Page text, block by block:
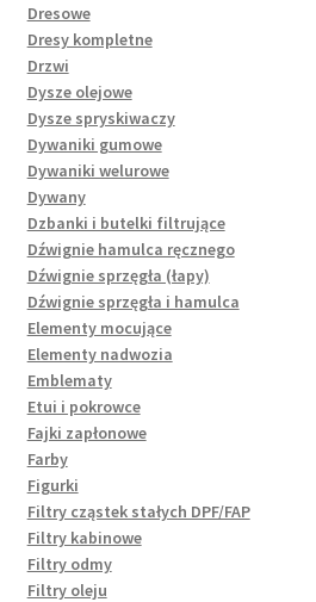
Dresowe
Dresy kompletne
Drzwi
Dysze olejowe
Dysze spryskiwaczy
Dywaniki gumowe
Dywaniki welurowe
Dywany
Dzbanki i butelki filtrujące
Dźwignie hamulca ręcznego
Dźwignie sprzęgła (łapy)
Dźwignie sprzęgła i hamulca
Elementy mocujące
Elementy nadwozia
Emblematy
Etui i pokrowce
Fajki zapłonowe
Farby
Figurki
Filtry cząstek stałych DPF/FAP
Filtry kabinowe
Filtry odmy
Filtry oleju